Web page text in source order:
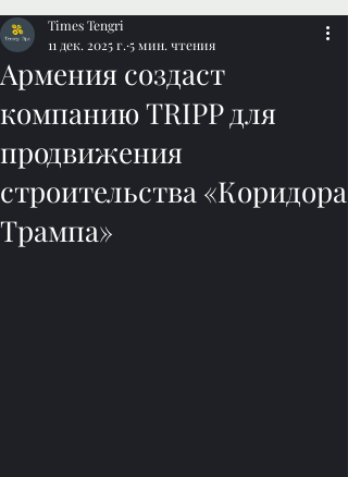
Армения создаст
компанию TRIPP для
продвижения
строительства «Коридора
Трампа»
Times Tengri
11 дек. 2025 г. 5 мин. чтения